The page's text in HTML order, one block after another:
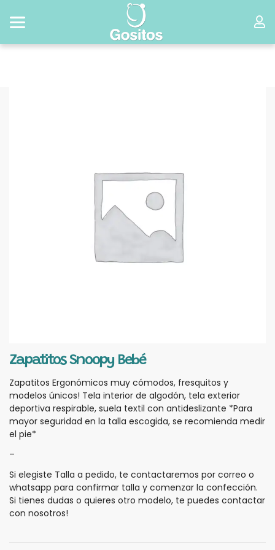
Zapatitos Snoopy Bebé
Zapatitos Ergonómicos muy cómodos, fresquitos y
modelos únicos! Tela interior de algodón, tela exterior
deportiva respirable, suela textil con antideslizante *Para
mayor seguridad en la talla escogida, se recomienda medir
el pie*
–
Si elegiste Talla a pedido, te contactaremos por correo o
whatsapp para confirmar talla y comenzar la confección.
Si tienes dudas o quieres otro modelo, te puedes contactar
con nosotros!